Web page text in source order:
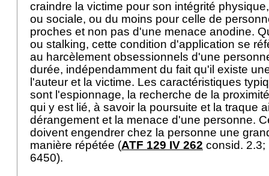
craindre la victime pour son intégrité
ou sociale, ou du moins pour celle de
proches et non pas d'une menace anodine.
ou stalking, cette condition d'application se
au harcèlement obsessionnels d'une
durée, indépendamment du fait qu'il existe
l'auteur et la victime. Les caractéristiques
sont l'espionnage, la recherche de la
qui y est lié, à savoir la poursuite et la traque
dérangement et la menace d'une personne.
doivent engendrer chez la personne une
manière répétée (ATF 129 IV 262 consid. 2.3;
6450).